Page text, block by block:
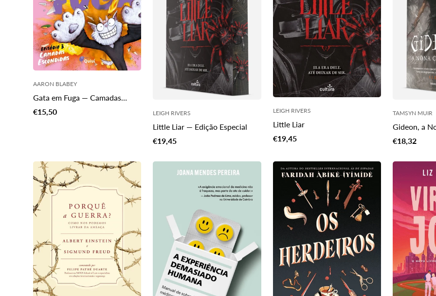
AARON BLABEY
Gata em Fuga — Camadas
Escondidas
Translation
PT.products.product.price.regular_price
€15,50 LEIGH RIVERS
Little Liar — Edição Especial
Translation
pt-
PT.products.product.price.regular_price
€19,45
LEIGH RIVERS
Little Liar
Translation
pt-
PT.products.product.price.regular_price
€19,45
TAMSYN MUIR
Gideon, a
Edição
Translation
pt-
€18,32